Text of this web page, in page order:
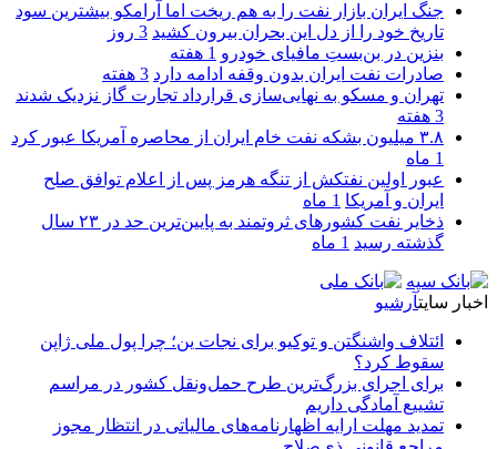
جنگ ایران بازار نفت را به هم ریخت اما آرامکو بیشترین سود
تاریخ خود را از دل این بحران بیرون کشید 3 روز
بنزین در بن‌بستِ مافیای خودرو 1 هفته
صادرات نفت ایران بدون وقفه ادامه دارد 3 هفته
تهران و مسکو به نهایی‌سازی قرارداد تجارت گاز نزدیک شدند
3 هفته
۳.۸ میلیون بشکه نفت خام ایران از محاصره آمریکا عبور کرد
1 ماه
عبور اولین نفتکش از تنگه هرمز پس از اعلام توافق صلح
ایران و آمریکا 1 ماه
ذخایر نفت کشورهای ثروتمند به پایین‌ترین حد در ۲۳ سال
گذشته رسید 1 ماه
اخبار سایتآرشیو
ائتلاف واشنگتن و توکیو برای نجات ین؛ چرا پول ملی ژاپن
سقوط کرد؟
برای اجرای بزرگ‌ترین طرح حمل‌ونقل کشور در مراسم
تشییع آمادگی داریم
تمدید مهلت ارایه اظهارنامه‌های مالیاتی در انتظار مجوز